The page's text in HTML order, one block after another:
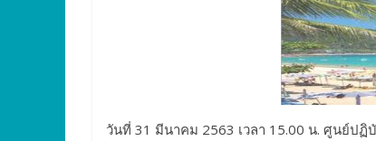
วันที่ 31 มีนาคม 2563 เวลา 15.00 น. ศูนย์ปฏิ